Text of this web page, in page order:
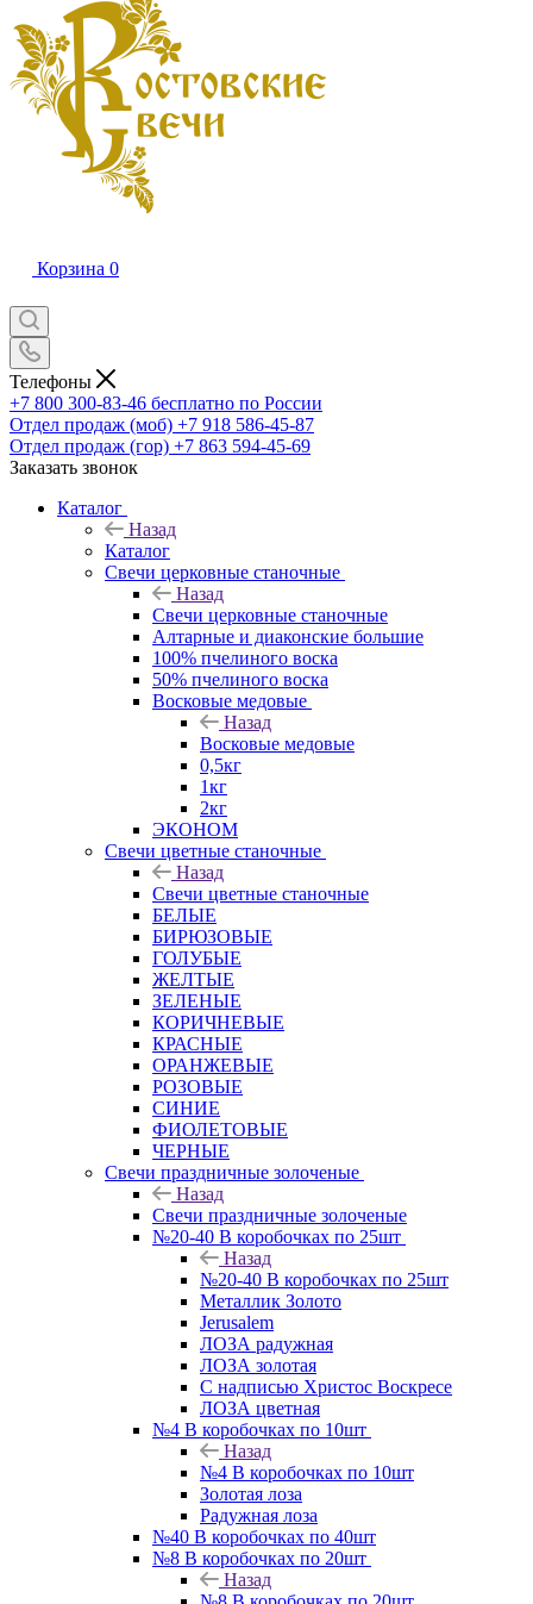
Корзина 0
Телефоны
+7 800 300-83-46 бесплатно по России
Отдел продаж (моб) +7 918 586-45-87
Отдел продаж (гор) +7 863 594-45-69
Заказать звонок
Каталог
Назад
Каталог
Свечи церковные станочные
Назад
Свечи церковные станочные
Алтарные и диаконские большие
100% пчелиного воска
50% пчелиного воска
Восковые медовые
Назад
Восковые медовые
0,5кг
1кг
2кг
ЭКОНОМ
Свечи цветные станочные
Назад
Свечи цветные станочные
БЕЛЫЕ
БИРЮЗОВЫЕ
ГОЛУБЫЕ
ЖЕЛТЫЕ
ЗЕЛЕНЫЕ
КОРИЧНЕВЫЕ
КРАСНЫЕ
ОРАНЖЕВЫЕ
РОЗОВЫЕ
СИНИЕ
ФИОЛЕТОВЫЕ
ЧЕРНЫЕ
Свечи праздничные золоченые
Назад
Свечи праздничные золоченые
№20-40 В коробочках по 25шт
Назад
№20-40 В коробочках по 25шт
Металлик Золото
Jerusalem
ЛОЗА радужная
ЛОЗА золотая
С надписью Христос Воскресе
ЛОЗА цветная
№4 В коробочках по 10шт
Назад
№4 В коробочках по 10шт
Золотая лоза
Радужная лоза
№40 В коробочках по 40шт
№8 В коробочках по 20шт
Назад